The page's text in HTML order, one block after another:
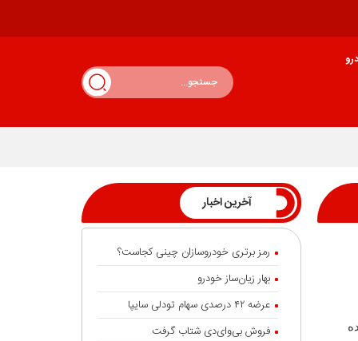
آخرین اخبار
رمز برتری خودروسازان چینی کجاست؟
بهار زیان‌ساز خودرو
عرضه ۴۲ درصدی سهام تودلی سایپا
فروش بی‌وای‌دی شتاب گرفت